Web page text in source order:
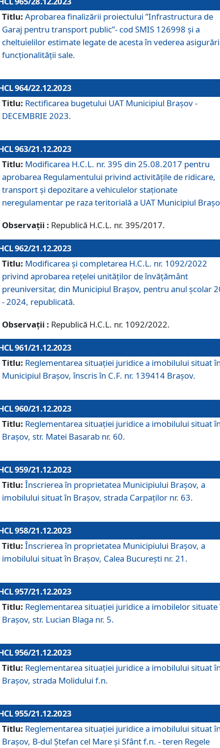
Titlu: Aprobarea finalizării proiectului ”Infrastructura de
Garaj pentru transport public”- cod SMIS 126998 și a
cheltuielilor estimate legate de acesta în vederea
funcționalității sale.
964/22.12.2023
Titlu: Rectificarea bugetului UAT Municipiul Braşov -
DECEMBRIE 2023.
963/21.12.2023
Titlu: Modificarea H.C.L. nr. 395 din 25.08.2017 pentru
aprobarea Regulamentului privind activitățile de ridicare,
transport şi depozitare a vehiculelor staționate
neregulamentar pe raza teritorială a UAT Municipiul
Observații : Republică H.C.L. nr. 395/2017.
962/21.12.2023
Titlu: Modificarea și completarea H.C.L. nr. 1092/2022
privind aprobarea rețelei unităților de învăţământ
preuniversitar, din Municipiul Braşov, pentru anul școlar
- 2024, republicată.
Observații : Republică H.C.L. nr. 1092/2022.
961/21.12.2023
Titlu: Reglementarea situației juridice a imobilului situat
Municipiul Brașov, înscris în C.F. nr. 139414 Brașov.
960/21.12.2023
Titlu: Reglementarea situației juridice a imobilului situat
Brașov, str. Matei Basarab nr. 60.
959/21.12.2023
Titlu: Înscrierea în proprietatea Municipiului Brașov, a
imobilului situat în Brașov, strada Carpaților nr. 63.
958/21.12.2023
Titlu: Înscrierea în proprietatea Municipiului Brașov, a
imobilului situat în Brașov, Calea București nr. 21.
957/21.12.2023
Titlu: Reglementarea situației juridice a imobilelor situate
Brașov, str. Lucian Blaga nr. 5.
956/21.12.2023
Titlu: Reglementarea situației juridice a imobilului situat
Brașov, strada Molidului f.n.
955/21.12.2023
Titlu: Reglementarea situației juridice a imobilului situat
Brașov, B-dul Ștefan cel Mare și Sfânt f.n. - teren Regele